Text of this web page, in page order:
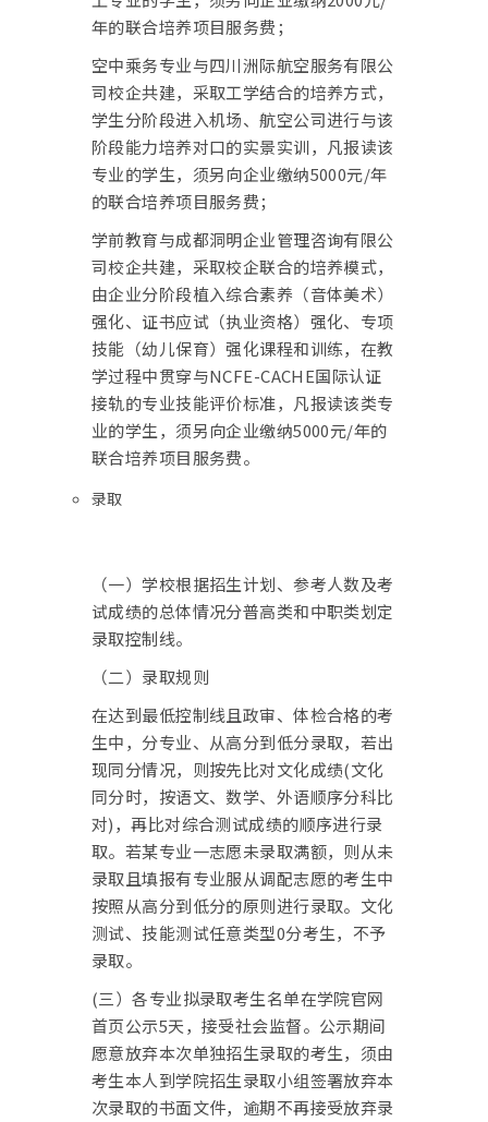
年的联合培养项目服务费；
空中乘务专业与四川洲际航空服务有限公
司校企共建，采取工学结合的培养方式，
学生分阶段进入机场、航空公司进行与该
阶段能力培养对口的实景实训，凡报读该
专业的学生，须另向企业缴纳5000元/年
的联合培养项目服务费；
学前教育与成都洞明企业管理咨询有限公
司校企共建，采取校企联合的培养模式，
由企业分阶段植入综合素养（音体美术）
强化、证书应试（执业资格）强化、专项
技能（幼儿保育）强化课程和训练，在教
学过程中贯穿与NCFE-CACHE国际认证
接轨的专业技能评价标准，凡报读该类专
业的学生，须另向企业缴纳5000元/年的
联合培养项目服务费。
录取
（一）学校根据招生计划、参考人数及考
试成绩的总体情况分普高类和中职类划定
录取控制线。
（二）录取规则
在达到最低控制线且政审、体检合格的考
生中，分专业、从高分到低分录取，若出
现同分情况，则按先比对文化成绩(文化
同分时，按语文、数学、外语顺序分科比
对)，再比对综合测试成绩的顺序进行录
取。若某专业一志愿未录取满额，则从未
录取且填报有专业服从调配志愿的考生中
按照从高分到低分的原则进行录取。文化
测试、技能测试任意类型0分考生，不予
录取。
(三）各专业拟录取考生名单在学院官网
首页公示5天，接受社会监督。公示期间
愿意放弃本次单独招生录取的考生，须由
考生本人到学院招生录取小组签署放弃本
次录取的书面文件，逾期不再接受放弃录